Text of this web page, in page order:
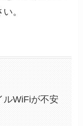
。
ルWiFiが不安